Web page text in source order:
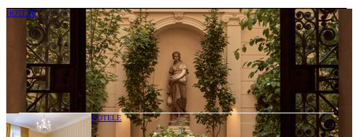
HOTELE
Nie Polska, nie Węgry. Hotel z Europy
Środkowej wśród najpiękniejszych na
świecie
HOTELE